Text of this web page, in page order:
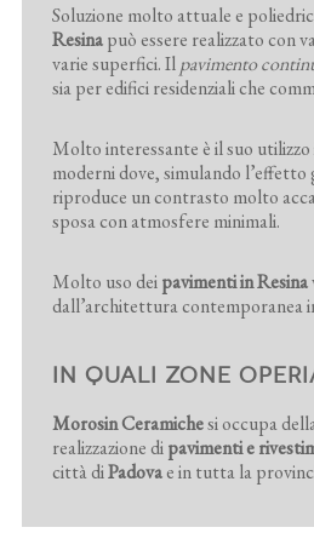
Soluzione molto attuale e
Resinapuò essere realizzato con
varie superfici. Ilpavimento
sia per edifici residenziali che
Molto interessante è il suo
moderni dove, simulando l’effetto
riproduce un contrasto molto
sposa con atmosfere minimali.
Molto uso deipavimenti in Resina
dall’architettura contemporanea
IN QUALI ZONE
Morosin Ceramichesi occupa
realizzazione dipavimenti e
città diPadovae in tutta la